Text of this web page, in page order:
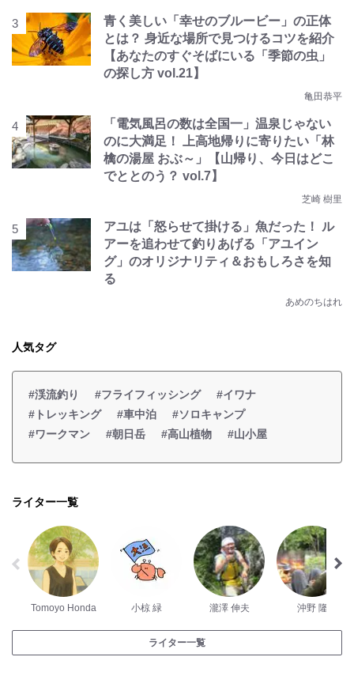
青く美しい「幸せのブルービー」の正体
とは？ 身近な場所で見つけるコツを紹介
【あなたのすぐそばにいる「季節の虫」
の探し方 vol.21】
亀田恭平
「電気風呂の数は全国一」温泉じゃない
のに大満足！ 上高地帰りに寄りたい「林
檎の湯屋 おぶ～」【山帰り、今日はどこ
でととのう？ vol.7】
芝崎 樹里
アユは「怒らせて掛ける」魚だった！ ル
アーを追わせて釣りあげる「アユイン
グ」のオリジナリティ＆おもしろさを知
る
あめのちはれ
人気タグ
#渓流釣り #フライフィッシング
#イワナ
#トレッキング
#車中泊
#ソロキャンプ
#ワークマン
#朝日岳 #高山植物 #山小屋
ライター一覧
Tomoyo Honda 小椋 緑 瀧澤 伸夫 沖野 隆
ライター一覧